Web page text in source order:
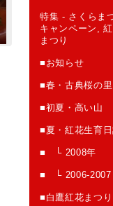
特集 - さくらま
キャンペーン,
まつり
■お知らせ
■春・古典桜の里
■初夏・高い山
■夏・紅花生育
■ └ 2008年
■ └ 2006-2007
■白鷹紅花まつり